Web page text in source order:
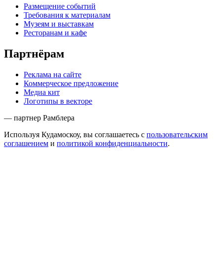
Размещение событий
Требования к материалам
Музеям и выставкам
Ресторанам и кафе
Партнёрам
Реклама на сайте
Коммерческое предложение
Медиа кит
Логотипы в векторе
— партнер Рамблера
Используя Кудамоскоу, вы соглашаетесь с пользовательским
соглашением и политикой конфиденциальности.